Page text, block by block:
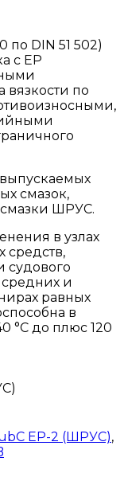
по DIN 51 502)
с ЕР
вязкости по
смазок,
смазки ШРУС.
в узлах
средств,
судового
и
равных
в
°С до плюс 120
EP-2 (ШРУС),